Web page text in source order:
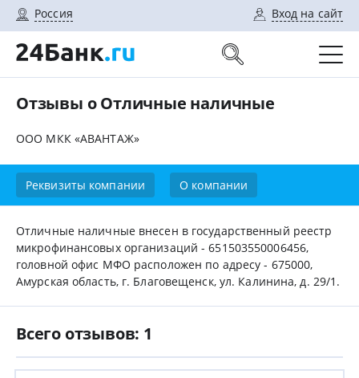
Россия Вход на сайт
Отзывы о Отличные наличные
ООО МКК «АВАНТАЖ»
Реквизиты компании О компании
Отличные наличные внесен в государственный реестр
микрофинансовых организаций - 651503550006456,
головной офис МФО расположен по адресу - 675000,
Амурская область, г. Благовещенск, ул. Калинина, д. 29/1.
Всего отзывов: 1